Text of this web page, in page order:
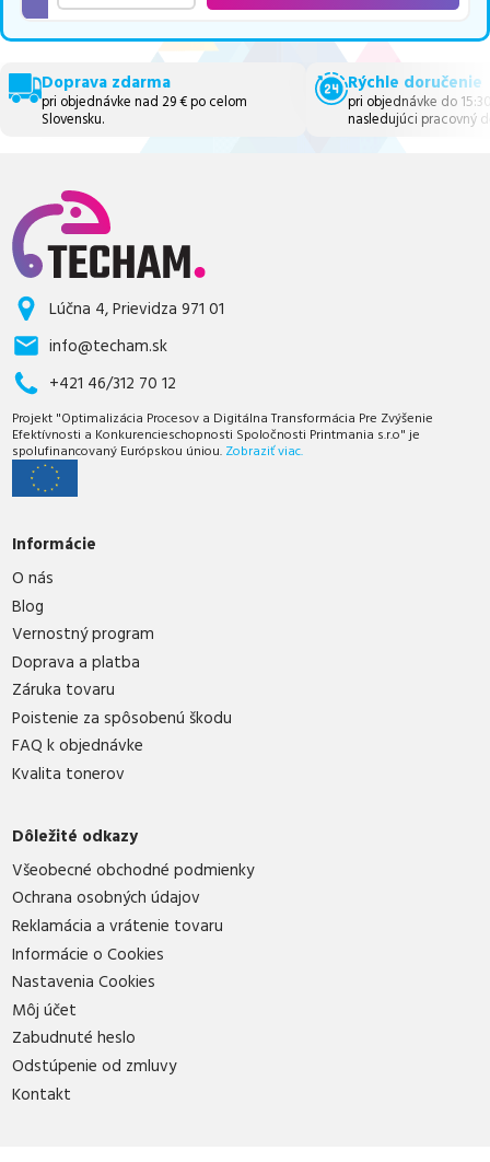
Doprava zdarma
pri objednávke nad 29 € po celom
Slovensku.
Rýchle doručenie
pri objednávke do
nasledujúci pracovný
Lúčna 4, Prievidza 971 01
info@techam.sk
+421 46/312 70 12
Projekt "Optimalizácia Procesov a Digitálna Transformácia Pre Zvýšenie
Efektívnosti a Konkurencieschopnosti Spoločnosti Printmania s.r.o" je
spolufinancovaný Európskou úniou. Zobraziť viac.
Informácie
O nás
Blog
Vernostný program
Doprava a platba
Záruka tovaru
Poistenie za spôsobenú škodu
FAQ k objednávke
Kvalita tonerov
Dôležité odkazy
Všeobecné obchodné podmienky
Ochrana osobných údajov
Reklamácia a vrátenie tovaru
Informácie o Cookies
Nastavenia Cookies
Môj účet
Zabudnuté heslo
Odstúpenie od zmluvy
Kontakt